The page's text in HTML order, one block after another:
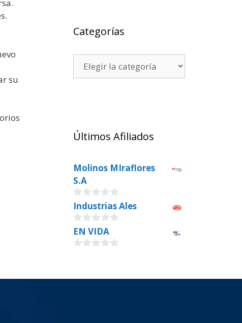
su
Categorías
Últimos Afiliados
Molinos MIraflores
S.A
0
o
u
t
o
f
Industrias Ales
0
o
u
5
EN VIDA
t